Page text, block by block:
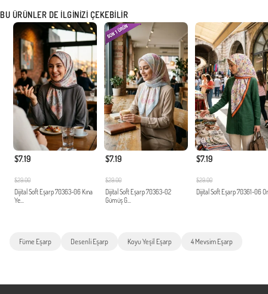
BU ÜRÜNLER DE İLGINIZI ÇEKEBILIR
$7.19
$29.00
Dijital Soft Eşarp 70363-06 Kına
Ye...
$7.19
$29.00
Dijital Soft Eşarp 70363-02
Gümüş G...
$7.19
$29.00
Dijital Soft Eşarp 70361-06
Füme Eşarp Desenli Eşarp Koyu Yeşil Eşarp 4 Mevsim Eşarp